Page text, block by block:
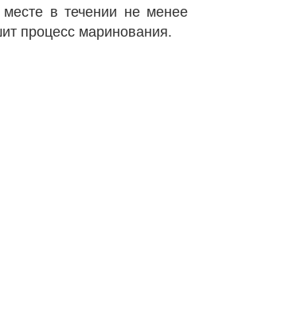
в течении не менее
процесс маринования.